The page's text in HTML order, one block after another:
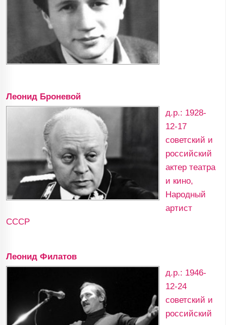
Леонид Броневой
д.р.: 1928-
12-17
советский и
российский
актер театра
и кино,
Народный
артист
СССР
Леонид Филатов
д.р.: 1946-
12-24
советский и
российский